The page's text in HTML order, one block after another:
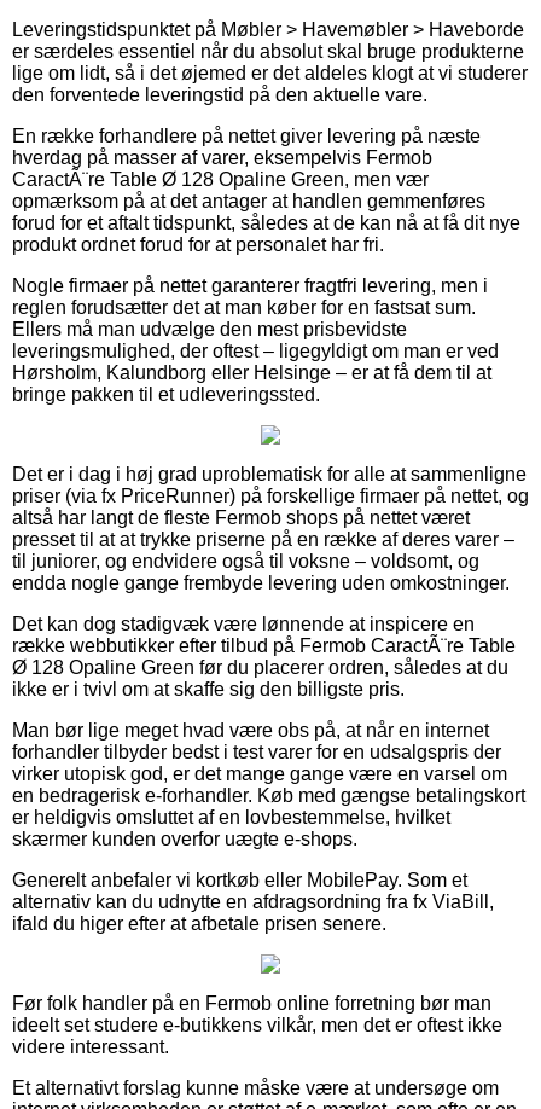
Leveringstidspunktet på Møbler > Havemøbler > Haveborde
er særdeles essentiel når du absolut skal bruge produkterne
lige om lidt, så i det øjemed er det aldeles klogt at vi studerer
den forventede leveringstid på den aktuelle vare.
En række forhandlere på nettet giver levering på næste
hverdag på masser af varer, eksempelvis Fermob
CaractÃ¨re Table Ø 128 Opaline Green, men vær
opmærksom på at det antager at handlen gemmenføres
forud for et aftalt tidspunkt, således at de kan nå at få dit nye
produkt ordnet forud for at personalet har fri.
Nogle firmaer på nettet garanterer fragtfri levering, men i
reglen forudsætter det at man køber for en fastsat sum.
Ellers må man udvælge den mest prisbevidste
leveringsmulighed, der oftest – ligegyldigt om man er ved
Hørsholm, Kalundborg eller Helsinge – er at få dem til at
bringe pakken til et udleveringssted.
Det er i dag i høj grad uproblematisk for alle at sammenligne
priser (via fx PriceRunner) på forskellige firmaer på nettet, og
altså har langt de fleste Fermob shops på nettet været
presset til at at trykke priserne på en række af deres varer –
til juniorer, og endvidere også til voksne – voldsomt, og
endda nogle gange frembyde levering uden omkostninger.
Det kan dog stadigvæk være lønnende at inspicere en
række webbutikker efter tilbud på Fermob CaractÃ¨re Table
Ø 128 Opaline Green før du placerer ordren, således at du
ikke er i tvivl om at skaffe sig den billigste pris.
Man bør lige meget hvad være obs på, at når en internet
forhandler tilbyder bedst i test varer for en udsalgspris der
virker utopisk god, er det mange gange være en varsel om
en bedragerisk e-forhandler. Køb med gængse betalingskort
er heldigvis omsluttet af en lovbestemmelse, hvilket
skærmer kunden overfor uægte e-shops.
Generelt anbefaler vi kortkøb eller MobilePay. Som et
alternativ kan du udnytte en afdragsordning fra fx ViaBill,
ifald du higer efter at afbetale prisen senere.
Før folk handler på en Fermob online forretning bør man
ideelt set studere e-butikkens vilkår, men det er oftest ikke
videre interessant.
Et alternativt forslag kunne måske være at undersøge om